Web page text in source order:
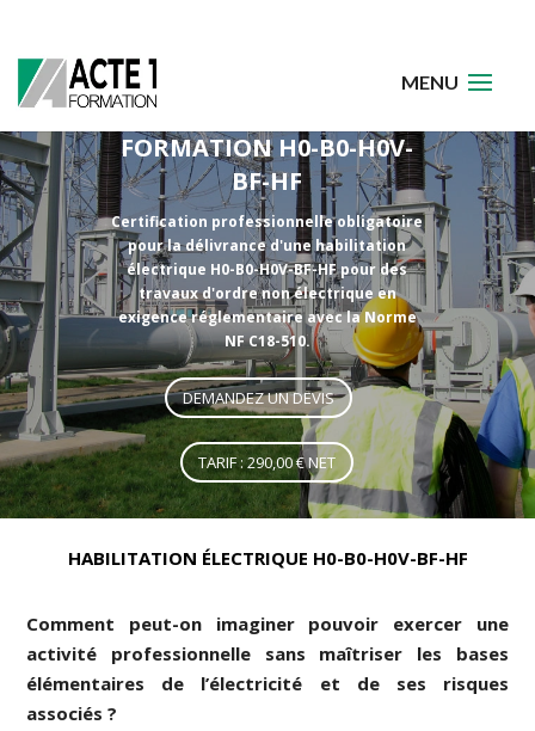
FORMATION H0-B0-H0V-
BF-HF
Certification professionnelle obligatoire
pour la délivrance d'une habilitation
électrique H0-B0-H0V-BF-HF pour des
travaux d'ordre non électrique en
exigence réglementaire avec la Norme
NF C18-510.
DEMANDEZ UN DEVIS
TARIF : 290,00 € NET
HABILITATION ÉLECTRIQUE H0-B0-H0V-BF-HF
Comment peut-on imaginer pouvoir exercer une
activité professionnelle sans maîtriser les bases
élémentaires de l’électricité et de ses risques
associés ?